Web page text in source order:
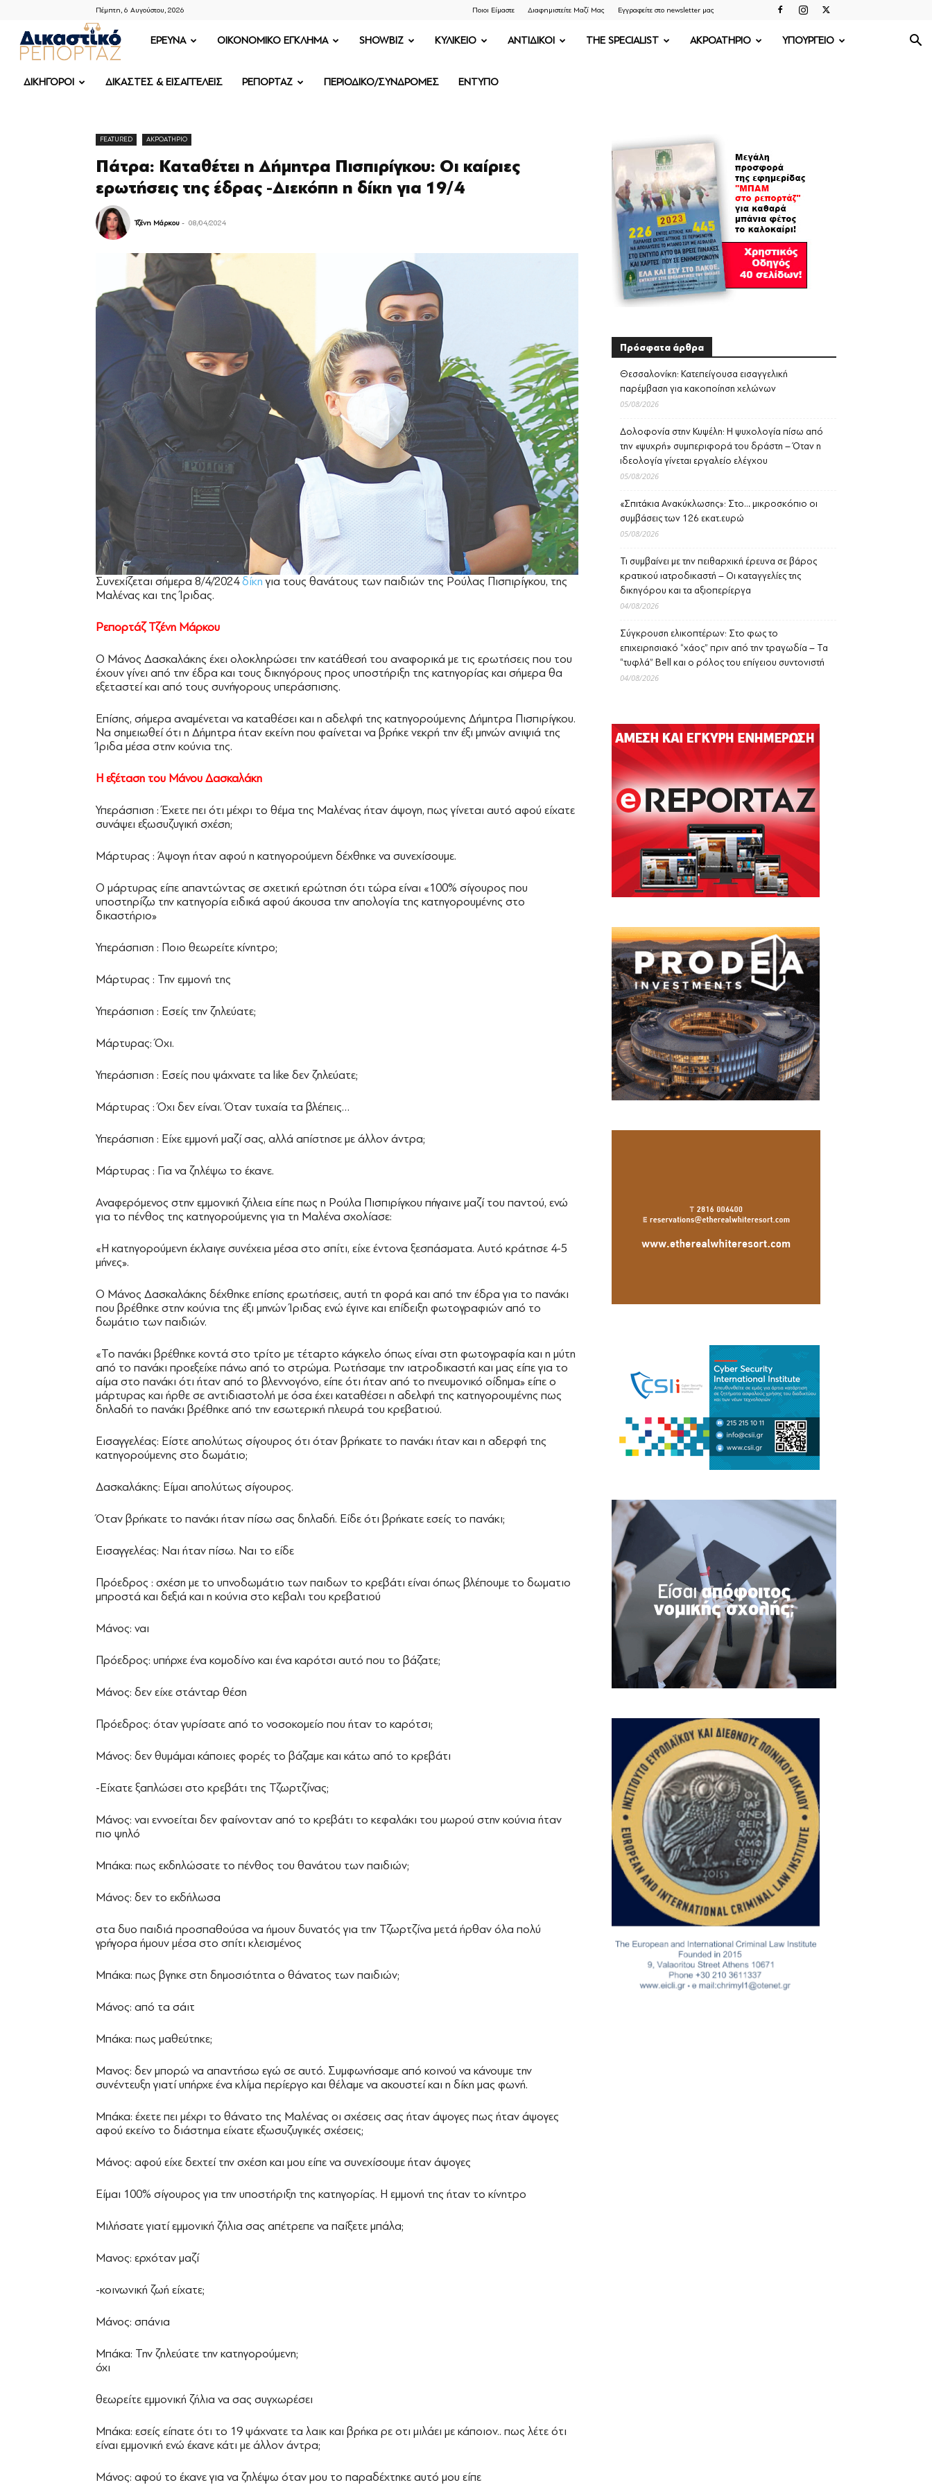
Πέμπτη, 6 Αυγούστου, 2026 Ποιοι Είμαστε Διαφημιστείτε Μαζί Μας Εγγραφείτε στο newsletter μας
ΔΙΚΑΣΤΙΚΟ
ΡΕΠΟΡΤΑΖ
ΕΡΕΥΝΑ OIKONOMIKO ΕΓΚΛΗΜΑ SHOWBIZ ΚΥΛΙΚΕΙΟ ΑΝΤΙΔΙΚΟΙ THE SPECIALIST ΑΚΡΟΑΤΗΡΙΟ ΥΠΟΥΡΓΕΙΟ
ΔΙΚΗΓΟΡΟΙ ΔΙΚΑΣΤΕΣ & ΕΙΣΑΓΓΕΛΕΙΣ ΡΕΠΟΡΤΑΖ ΠΕΡΙΟΔΙΚΟ/ΣΥΝΔΡΟΜΕΣ ΕΝΤΥΠΟ
FEATURED ΑΚΡΟΑΤΗΡΙΟ
Πάτρα: Καταθέτει η Δήμητρα Πισπιρίγκου: Οι καίριες
ερωτήσεις της έδρας -Διεκόπη η δίκη για 19/4
Τζένη Μάρκου - 08/04/2024
Συνεχίζεται σήμερα 8/4/2024δίκη για τους θανάτους των παιδιών της Ρούλας Πισπιρίγκου, της
Μαλένας και της Ίριδας.
Ρεπορτάζ Τζένη Μάρκου
Ο Μάνος Δασκαλάκης έχει ολοκληρώσει την κατάθεσή του αναφορικά με τις ερωτήσεις που του
έχουν γίνει από την έδρα και τους δικηγόρους προς υποστήριξη της κατηγορίας και σήμερα θα
εξεταστεί και από τους συνήγορους υπεράσπισης.
Επίσης, σήμερα αναμένεται να καταθέσει και η αδελφή της κατηγορούμενης Δήμητρα Πισπιρίγκου.
Να σημειωθεί ότι η Δήμητρα ήταν εκείνη που φαίνεται να βρήκε νεκρή την έξι μηνών ανιψιά της
Ίριδα μέσα στην κούνια της.
Η εξέταση του Μάνου Δασκαλάκη
Υπεράσπιση : Έχετε πει ότι μέχρι το θέμα της Μαλένας ήταν άψογη, πως γίνεται αυτό αφού είχατε
συνάψει εξωσυζυγική σχέση;
Μάρτυρας : Άψογη ήταν αφού η κατηγορούμενη δέχθηκε να συνεχίσουμε.
Ο μάρτυρας είπε απαντώντας σε σχετική ερώτηση ότι τώρα είναι «100% σίγουρος που
υποστηρίζω την κατηγορία ειδικά αφού άκουσα την απολογία της κατηγορουμένης στο
δικαστήριο»
Υπεράσπιση : Ποιο θεωρείτε κίνητρο;
Μάρτυρας : Την εμμονή της
Υπεράσπιση : Εσείς την ζηλεύατε;
Μάρτυρας: Όχι.
Υπεράσπιση : Εσείς που ψάχνατε τα like δεν ζηλεύατε;
Μάρτυρας : Όχι δεν είναι. Όταν τυχαία τα βλέπεις…
Υπεράσπιση : Είχε εμμονή μαζί σας, αλλά απίστησε με άλλον άντρα;
Μάρτυρας : Για να ζηλέψω το έκανε.
Αναφερόμενος στην εμμονική ζήλεια είπε πως η Ρούλα Πισπιρίγκου πήγαινε μαζί του παντού, ενώ
για το πένθος της κατηγορούμενης για τη Μαλένα σχολίασε:
«Η κατηγορούμενη έκλαιγε συνέχεια μέσα στο σπίτι, είχε έντονα ξεσπάσματα. Αυτό κράτησε 4-5
μήνες».
Ο Μάνος Δασκαλάκης δέχθηκε επίσης ερωτήσεις, αυτή τη φορά και από την έδρα για το πανάκι
που βρέθηκε στην κούνια της έξι μηνών Ίριδας ενώ έγινε και επίδειξη φωτογραφιών από το
δωμάτιο των παιδιών.
«Το πανάκι βρέθηκε κοντά στο τρίτο με τέταρτο κάγκελο όπως είναι στη φωτογραφία και η μύτη
από το πανάκι προεξείχε πάνω από το στρώμα. Ρωτήσαμε την ιατροδικαστή και μας είπε για το
αίμα στο πανάκι ότι ήταν από το βλεννογόνο, είπε ότι ήταν από το πνευμονικό οίδημα» είπε ο
μάρτυρας και ήρθε σε αντιδιαστολή με όσα έχει καταθέσει η αδελφή της κατηγορουμένης πως
δηλαδή το πανάκι βρέθηκε από την εσωτερική πλευρά του κρεβατιού.
Εισαγγελέας: Είστε απολύτως σίγουρος ότι όταν βρήκατε το πανάκι ήταν και η αδερφή της
κατηγορούμενης στο δωμάτιο;
Δασκαλάκης: Είμαι απολύτως σίγουρος.
Όταν βρήκατε το πανάκι ήταν πίσω σας δηλαδή. Είδε ότι βρήκατε εσείς το πανάκι;
Εισαγγελέας: Ναι ήταν πίσω. Ναι το είδε
Πρόεδρος : σχέση με το υπνοδωμάτιο των παιδων το κρεβάτι είναι όπως βλέπουμε το δωματιο
μπροστά και δεξιά και η κούνια στο κεβαλι του κρεβατιού
Μάνος: ναι
Πρόεδρος: υπήρχε ένα κομοδίνο και ένα καρότσι αυτό που το βάζατε;
Μάνος: δεν είχε στάνταρ θέση
Πρόεδρος: όταν γυρίσατε από το νοσοκομείο που ήταν το καρότσι;
Μάνος: δεν θυμάμαι κάποιες φορές το βάζαμε και κάτω από το κρεβάτι
-Είχατε ξαπλώσει στο κρεβάτι της Τζωρτζίνας;
Μάνος: ναι εννοείται δεν φαίνονταν από το κρεβάτι το κεφαλάκι του μωρού στην κούνια ήταν
πιο ψηλό
Μπάκα: πως εκδηλώσατε το πένθος του θανάτου των παιδιών;
Μάνος: δεν το εκδήλωσα
στα δυο παιδιά προσπαθούσα να ήμουν δυνατός για την Τζωρτζίνα μετά ήρθαν όλα πολύ
γρήγορα ήμουν μέσα στο σπίτι κλεισμένος
Μπάκα: πως βγηκε στη δημοσιότητα ο θάνατος των παιδιών;
Μάνος: από τα σάιτ
Μπάκα: πως μαθεύτηκε;
Μανος: δεν μπορώ να απαντήσω εγώ σε αυτό. Συμφωνήσαμε από κοινού να κάνουμε την
συνέντευξη γιατί υπήρχε ένα κλίμα περίεργο και θέλαμε να ακουστεί και η δίκη μας φωνή.
Μπάκα: έχετε πει μέχρι το θάνατο της Μαλένας οι σχέσεις σας ήταν άψογες πως ήταν άψογες
αφού εκείνο το διάστημα είχατε εξωσυζυγικές σχέσεις;
Μάνος: αφού είχε δεχτεί την σχέση και μου είπε να συνεχίσουμε ήταν άψογες
Είμαι 100% σίγουρος για την υποστήριξη της κατηγορίας. Η εμμονή της ήταν το κίνητρο
Μιλήσατε γιατί εμμονική ζήλια σας απέτρεπε να παίξετε μπάλα;
Μανος: ερχόταν μαζί
-κοινωνική ζωή είχατε;
Μάνος: σπάνια
Μπάκα: Την ζηλεύατε την κατηγορούμενη;
όχι
θεωρείτε εμμονική ζήλια να σας συγχωρέσει
Μπάκα: εσείς είπατε ότι το 19 ψάχνατε τα λαικ και βρήκα ρε οτι μιλάει με κάποιον.. πως λέτε ότι
είναι εμμονική ενώ έκανε κάτι με άλλον άντρα;
Μάνος: αφού το έκανε για να ζηλέψω όταν μου το παραδέχτηκε αυτό μου είπε
Πρόσφατα άρθρα
Θεσσαλονίκη: Κατεπείγουσα εισαγγελική
παρέμβαση για κακοποίηση χελώνων
05/08/2026
Δολοφονία στην Κυψέλη: Η ψυχολογία πίσω από
την «ψυχρή» συμπεριφορά του δράστη – Όταν η
ιδεολογία γίνεται εργαλείο ελέγχου
05/08/2026
«Σπιτάκια Ανακύκλωσης»: Στο… μικροσκόπιο οι
συμβάσεις των 126 εκατ.ευρώ
05/08/2026
Τι συμβαίνει με την πειθαρχική έρευνα σε βάρος
κρατικού ιατροδικαστή – Οι καταγγελίες της
δικηγόρου και τα αξιοπερίεργα
04/08/2026
Σύγκρουση ελικοπτέρων: Στο φως το
επιχειρησιακό “χάος” πριν από την τραγωδία – Τα
“τυφλά” Bell και ο ρόλος του επίγειου συντονιστή
04/08/2026